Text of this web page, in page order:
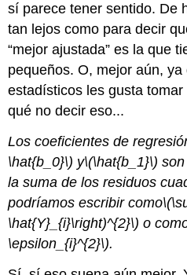
sí parece tener sentido. De
tan lejos como para decir
“mejor ajustada” es la que
pequeños. O, mejor aún,
estadísticos les gusta
qué no decir eso...
Los coeficientes de
\hat{b_0}\) y\(\hat{b_1}\)
la suma de los residuos
podríamos escribir como
\hat{Y}_{i}\right)^{2}\) o
\epsilon_{i}^{2}\).